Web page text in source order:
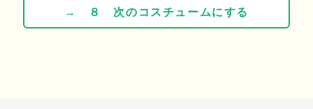
→ ８ 次のコスチュームにする